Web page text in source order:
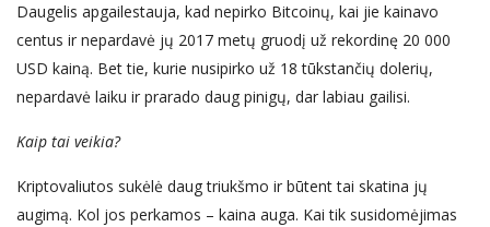
Daugelis apgailestauja, kad nepirko Bitcoinų, kai jie kainavo
centus ir nepardavė jų 2017 metų gruodį už rekordinę 20 000
USD kainą. Bet tie, kurie nusipirko už 18 tūkstančių dolerių,
nepardavė laiku ir prarado daug pinigų, dar labiau gailisi.
Kaip tai veikia?
Kriptovaliutos sukėlė daug triukšmo ir būtent tai skatina jų
augimą. Kol jos perkamos – kaina auga. Kai tik susidomėjimas